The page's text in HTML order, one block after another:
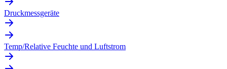
Druckmessgeräte
Temp/Relative Feuchte und Luftstrom